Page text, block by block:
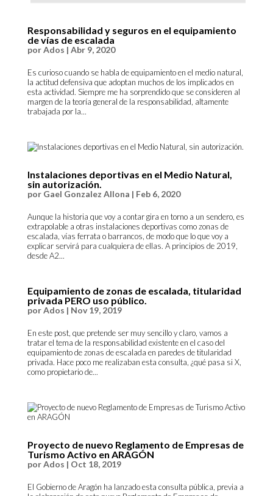
Responsabilidad y seguros en el equipamiento
de vías de escalada
porAdos | Abr 9, 2020
Es curioso cuando se habla de equipamiento en el medio natural,
la actitud defensiva que adoptan muchos de los implicados en
esta actividad. Siempre me ha sorprendido que se consideren al
margen de la teoría general de la responsabilidad, altamente
trabajada por la...
Instalaciones deportivas en el Medio Natural,
sin autorización.
por Gael Gonzalez Allona | Feb 6, 2020
Aunque la historia que voy a contar gira en torno a un sendero, es
extrapolable a otras instalaciones deportivas como zonas de
escalada, vías ferrata o barrancos, de modo que lo que voy a
explicar servirá para cualquiera de ellas. A principios de 2019,
desde A2...
Equipamiento de zonas de escalada, titularidad
privada PERO uso público.
porAdos | Nov 19, 2019
En este post, que pretende ser muy sencillo y claro, vamos a
tratar el tema de la responsabilidad existente en el caso del
equipamiento de zonas de escalada en paredes de titularidad
privada. Hace poco me realizaban esta consulta, ¿qué pasa si X,
como propietario de...
Proyecto de nuevo Reglamento de Empresas de
Turismo Activo en ARAGÓN
porAdos | Oct 18, 2019
El Gobierno de Aragón ha lanzado esta consulta pública, previa a